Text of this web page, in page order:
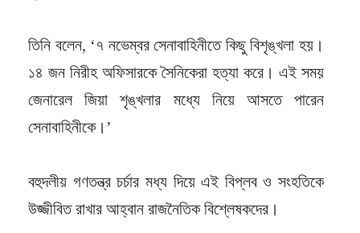
তিনি বলেন, ‘৭ নভেম্বর সেনাবাহিনীতে কিছু বিশৃঙ্খলা হয়।
১৪ জন নিরীহ অফিসারকে সৈনিকেরা হত্যা করে। এই সময়
জেনারেল জিয়া শৃঙ্খলার মধ্যে নিয়ে আসতে পারেন
সেনাবাহিনীকে।’
বহুদলীয় গণতন্ত্র চর্চার মধ্য দিয়ে এই বিপ্লব ও সংহতিকে
উজ্জীবিত রাখার আহ্বান রাজনৈতিক বিশ্লেষকদের।